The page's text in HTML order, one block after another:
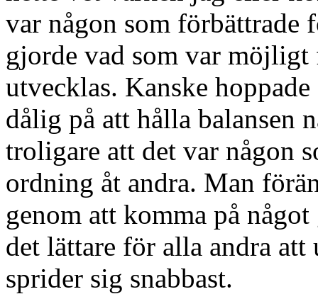
var någon som förbättrade
gjorde vad som var
utvecklas. Kanske
dålig på att hålla balansen
troligare att det var någon
ordning åt andra. Man
genom att komma på
det lättare för alla andra
sprider sig snabbast.